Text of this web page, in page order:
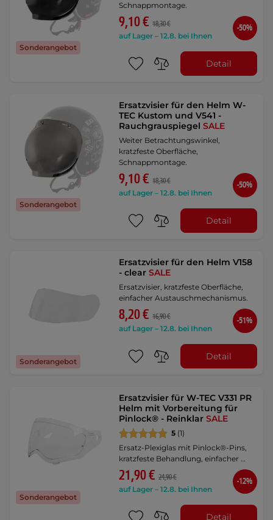
Sonderangebot
Schnappmontage.
9,10 € 18,30 €
auf Lager – 12.8. bei Ihnen
-50%
Detail
Sonderangebot
Ersatzvisier für den Helm W-
TEC Kustom und V541 -
RauchgrauspiegelSALE
Weiter Betrachtungswinkel,
kratzfeste Oberfläche,
Schnappmontage.
9,10 € 18,30 €
auf Lager – 12.8. bei Ihnen
-50%
Detail
Sonderangebot
Ersatzvisier für den Helm V158
- clearSALE
Ersatzvisier, kratzfeste Oberfläche,
einfacher Austauschmechanismus.
8,20 € 16,90 €
auf Lager – 12.8. bei Ihnen
-51%
Detail
Sonderangebot
Ersatzvisier für W-TEC V331 PR
Helm mit Vorbereitung für
Pinlock® - ReinklarSALE
5 (1)
Ersatz-Plexiglas mit Pinlock®-Pins,
kratzfeste Behandlung, einfacher …
21,90 € 24,90 €
auf Lager – 12.8. bei Ihnen
-12%
Detail